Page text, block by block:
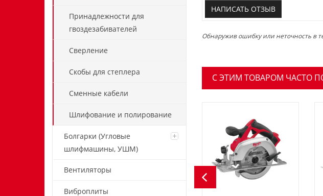
Принадлежности для
гвоздезабивателей
Сверление
Скобы для степлера
Сменные кабели
Шлифование и полирование
Болгарки (Угловые
шлифмашины, УШМ)
Вентиляторы
Виброплиты
НАПИСАТЬ ОТЗЫВ
Обнаружив ошибку или неточность в
C ЭТИМ ТОВАРОМ ЧАСТО